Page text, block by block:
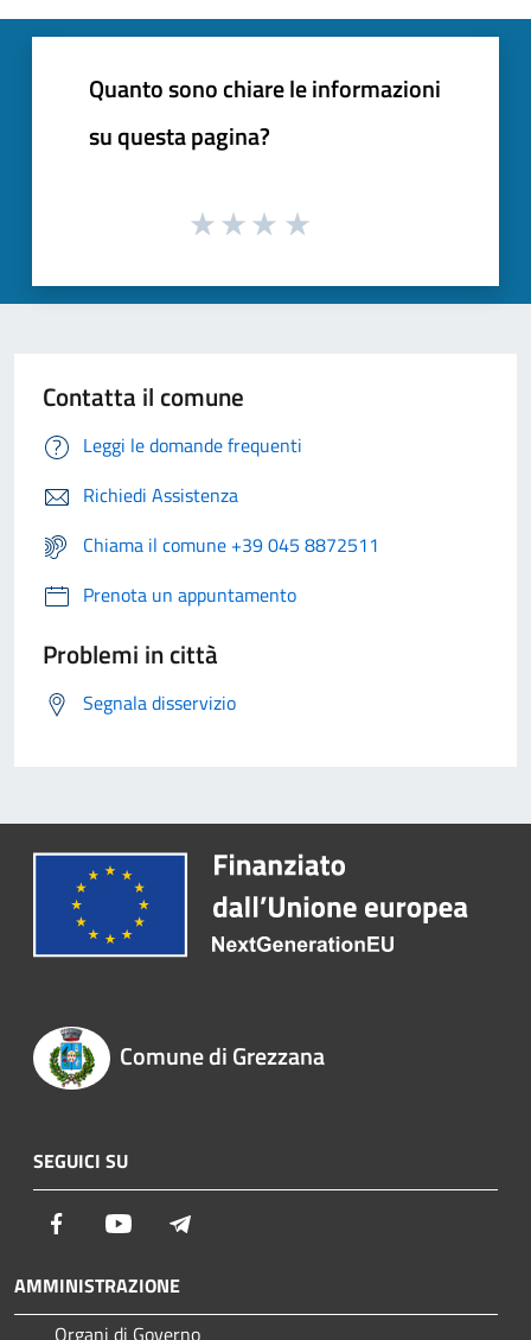
Quanto sono chiare le informazioni
su questa pagina?
Contatta il comune
Leggi le domande frequenti
Richiedi Assistenza
Chiama il comune +39 045 8872511
Prenota un appuntamento
Problemi in città
Segnala disservizio
Comune di Grezzana
SEGUICI SU
Facebook Youtube
AMMINISTRAZIONE
Organi di Governo